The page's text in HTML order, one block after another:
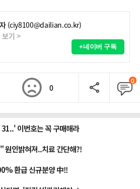
(ciy8100@dailian.co.kr)
보기 >
+네이버 구독
0
0